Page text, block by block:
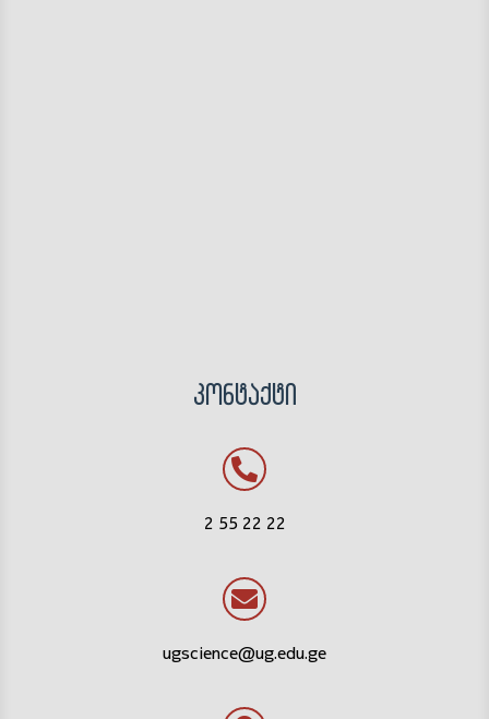
კონტაქტი
2 55 22 22
ugscience@ug.edu.ge